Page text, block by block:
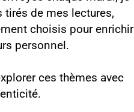
de mes lectures,
choisis pour enrichir
personnel.
ces thèmes avec